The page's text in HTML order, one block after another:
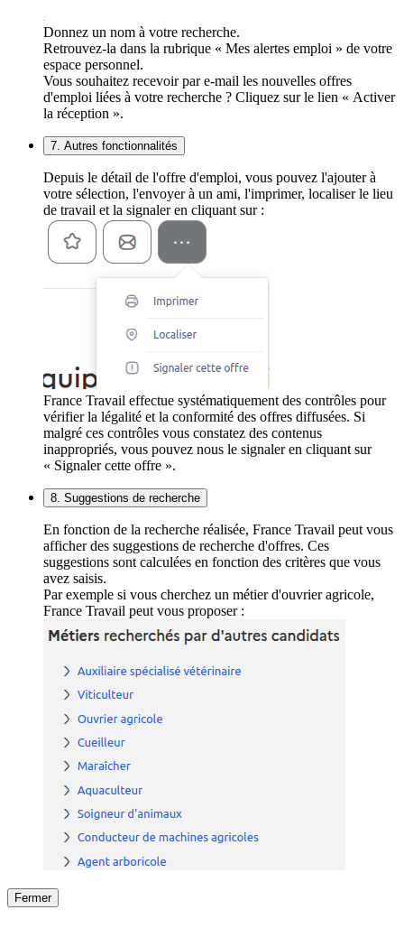
Donnez un nom à votre recherche.
Retrouvez-la dans la rubrique « Mes alertes emploi » de votre
espace personnel.
Vous souhaitez recevoir par e-mail les nouvelles offres
d'emploi liées à votre recherche ? Cliquez sur le lien « Activer
la réception ».
7. Autres fonctionnalités
Depuis le détail de l'offre d'emploi, vous pouvez l'ajouter à
votre sélection, l'envoyer à un ami, l'imprimer, localiser le lieu
de travail et la signaler en cliquant sur :
France Travail effectue systématiquement des contrôles pour
vérifier la légalité et la conformité des offres diffusées. Si
malgré ces contrôles vous constatez des contenus
inappropriés, vous pouvez nous le signaler en cliquant sur
« Signaler cette offre ».
8. Suggestions de recherche
En fonction de la recherche réalisée, France Travail peut vous
afficher des suggestions de recherche d'offres. Ces
suggestions sont calculées en fonction des critères que vous
avez saisis.
Par exemple si vous cherchez un métier d'ouvrier agricole,
France Travail peut vous proposer :
Fermer